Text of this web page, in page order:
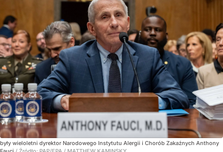
były wieloletni dyrektor Narodowego Instytutu Alergii i Chorób Zakaźnych Anthony